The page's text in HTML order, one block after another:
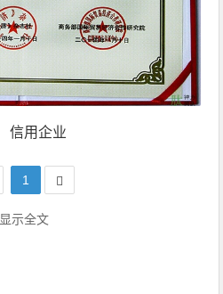
信用企业
1
显示全文